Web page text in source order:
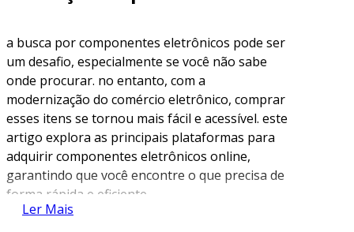
a busca por componentes eletrônicos pode ser
um desafio, especialmente se você não sabe
onde procurar. no entanto, com a
modernização do comércio eletrônico, comprar
esses itens se tornou mais fácil e acessível. este
artigo explora as principais plataformas para
adquirir componentes eletrônicos online,
garantindo que você encontre o que precisa de
forma rápida e eficiente.
Ler Mais